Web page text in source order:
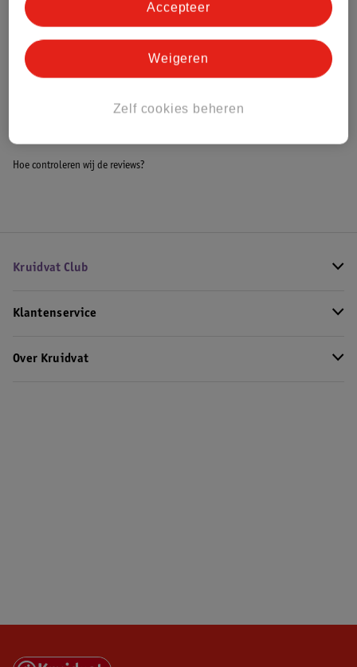
Bestel & Bezorginformatie
Hoe controleren wij de reviews?
Kruidvat Club
Klantenservice
Over Kruidvat
Zelf cookies beheren
Weigeren
Accepteer